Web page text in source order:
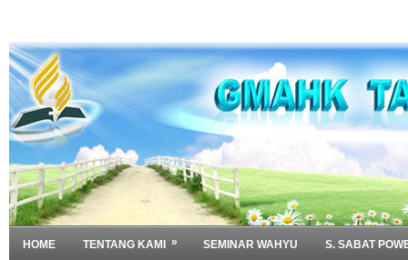
HOME TENTANG KAMI » SEMINAR WAHYU S. SABAT